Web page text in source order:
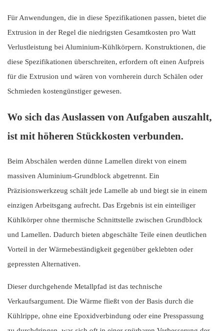
Für Anwendungen, die in diese Spezifikationen passen, bietet die
Extrusion in der Regel die niedrigsten Gesamtkosten pro Watt
Verlustleistung bei Aluminium-Kühlkörpern. Konstruktionen, die
diese Spezifikationen überschreiten, erfordern oft einen Aufpreis
für die Extrusion und wären von vornherein durch Schälen oder
Schmieden kostengünstiger gewesen.
Wo sich das Auslassen von Aufgaben auszahlt,
ist mit höheren Stückkosten verbunden.
Beim Abschälen werden dünne Lamellen direkt von einem
massiven Aluminium-Grundblock abgetrennt. Ein
Präzisionswerkzeug schält jede Lamelle ab und biegt sie in einem
einzigen Arbeitsgang aufrecht. Das Ergebnis ist ein einteiliger
Kühlkörper ohne thermische Schnittstelle zwischen Grundblock
und Lamellen. Dadurch bieten abgeschälte Teile einen deutlichen
Vorteil in der Wärmebeständigkeit gegenüber geklebten oder
gepressten Alternativen.
Dieser durchgehende Metallpfad ist das technische
Verkaufsargument. Die Wärme fließt von der Basis durch die
Kühlrippe, ohne eine Epoxidverbindung oder eine Presspassung